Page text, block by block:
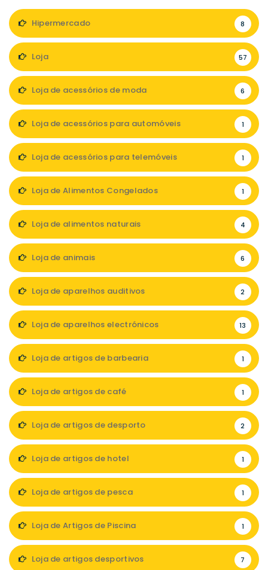
Hipermercado 8
Loja 57
Loja de acessórios de moda 6
Loja de acessórios para automóveis 1
Loja de acessórios para telemóveis 1
Loja de Alimentos Congelados 1
Loja de alimentos naturais 4
Loja de animais 6
Loja de aparelhos auditivos 2
Loja de aparelhos electrónicos 13
Loja de artigos de barbearia 1
Loja de artigos de café 1
Loja de artigos de desporto 2
Loja de artigos de hotel 1
Loja de artigos de pesca 1
Loja de Artigos de Piscina 1
Loja de artigos desportivos 7